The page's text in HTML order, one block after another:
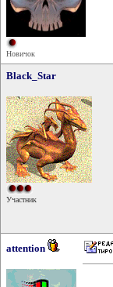
Новичок
Black_Star
Участник
attention